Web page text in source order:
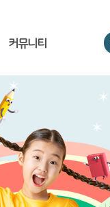
커뮤니티